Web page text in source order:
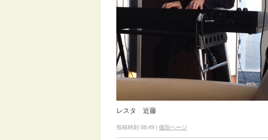
レスタ 近藤
投稿時刻 08:49 | 個別ページ